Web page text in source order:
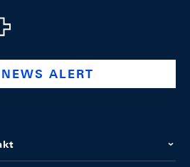
company/swiss-national-
@swissnationalbank
ALERT